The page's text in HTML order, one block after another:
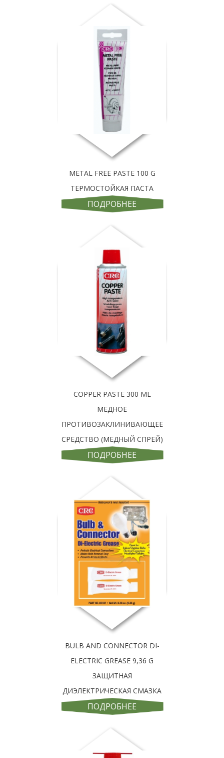
METAL FREE PASTE 100 G
ТЕРМОСТОЙКАЯ ПАСТА
ПОДРОБНЕЕ
COPPER PASTE 300 ML
МЕДНОЕ
ПРОТИВОЗАКЛИНИВАЮЩЕЕ
СРЕДСТВО (МЕДНЫЙ СПРЕЙ)
ПОДРОБНЕЕ
BULB AND CONNECTOR DI-
ELECTRIC GREASE 9,36 G
ЗАЩИТНАЯ
ДИЭЛЕКТРИЧЕСКАЯ СМАЗКА
ПОДРОБНЕЕ